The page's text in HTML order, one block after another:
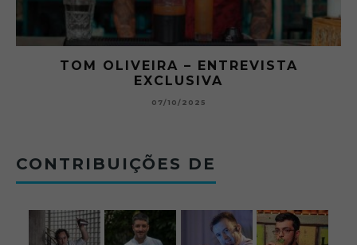
TOM OLIVEIRA – ENTREVISTA
EXCLUSIVA
07/10/2025
CONTRIBUIÇÕES DE